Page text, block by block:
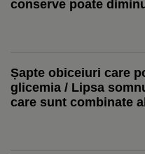
conserve poate
Șapte obiceiuri care
glicemia / Lipsa
care sunt combinate